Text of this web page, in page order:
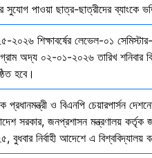
সুযোগ পাওয়া ছাত্র-ছাত্রীদের ব্যাংকে
২০২৬ শিক্ষাবর্ষের লেভেল-০১
অদ্য ০২-০১-২০২৬ তারিখ শনিবার
হবে।
প্রধানমন্ত্রী ও বিএনপি চেয়ারপার্সন
সরকার, জনপ্রশাসন মন্ত্রণালয়
বুধবার নির্বাহী আদেশে এ বিশ্ববিদ্যালয়